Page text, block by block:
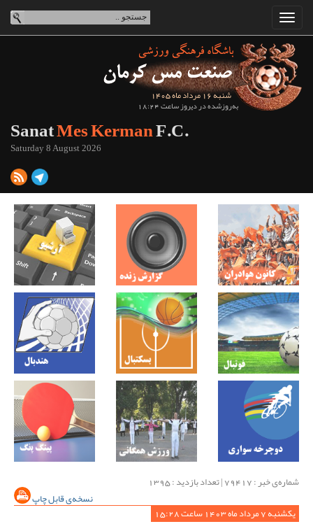
شنبه 16 مرداد ماه 1405
به‌روزشده در دیروز ساعت 18:24
SanatMes KermanF.C.
Saturday 8 August 2026
شماره‌ی خبر : ‌79417 | تعداد بازدید : 1395
نسخه‌ی قابل چاپ
یکشنبه 7 مرداد ماه 1403 ساعت 15:28